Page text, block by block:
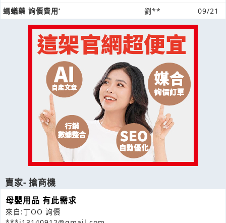
螞蟻藥 詢價費用‘
劉** 09/21
賣家- 搶商機
母嬰用品 有此需求
來自:丁OO 詢價